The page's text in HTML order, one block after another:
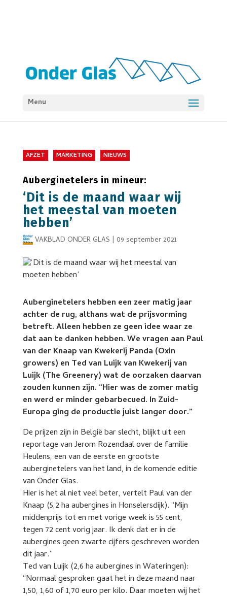
Menu
AFZET MARKETING NIEUWS
Auberginetelers in mineur:
‘Dit is de maand waar wij
het meestal van moeten
hebben’
VAKBLAD ONDER GLAS | 09 september 2021
Auberginetelers hebben een zeer matig jaar
achter de rug, althans wat de prijsvorming
betreft. Alleen hebben ze geen idee waar ze
dat aan te danken hebben. We vragen aan Paul
van der Knaap van Kwekerij Panda (Oxin
growers) en Ted van Luijk van Kwekerij van
Luijk (The Greenery) wat de oorzaken daarvan
zouden kunnen zijn. “Hier was de zomer matig
en werd er minder gebarbecued. In Zuid-
Europa ging de productie juist langer door.”
De prijzen zijn in België bar slecht, blijkt uit een
reportage van Jerom Rozendaal over de familie
Heulens, een van de eerste en grootste
auberginetelers van het land, in de komende editie
van Onder Glas.
Hier is het al niet veel beter, vertelt Paul van der
Knaap (5,2 ha aubergines in Honselersdijk). “Mijn
middenprijs tot en met vorige week is 55 cent,
tegen 72 cent vorig jaar. Ik denk dat er in de
aubergines geen zwarte cijfers geschreven worden
dit jaar.”
Ted van Luijk (2,6 ha aubergines in Wateringen):
“Normaal gesproken gaat het in deze maand naar
1,50, 1,60 of 1,70 euro per kilo. Daar moeten wij het